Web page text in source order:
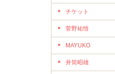
チケット
菅野祐悟
MAYUKO
井筒昭雄